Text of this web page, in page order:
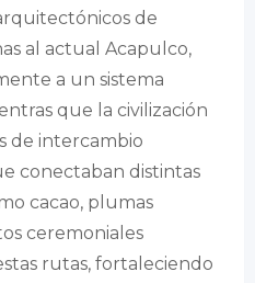
de
al actual Acapulco,
a un sistema
que la civilización
de intercambio
conectaban distintas
cacao, plumas
ceremoniales
rutas, fortaleciendo